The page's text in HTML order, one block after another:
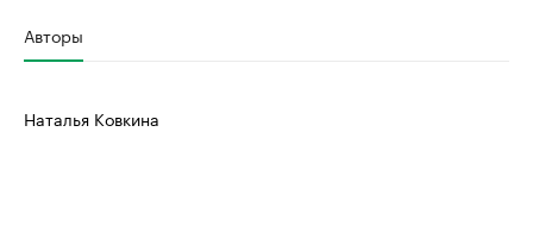
Авторы
Наталья Ковкина